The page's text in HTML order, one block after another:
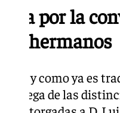
por la
hermanos
y como ya es
de las